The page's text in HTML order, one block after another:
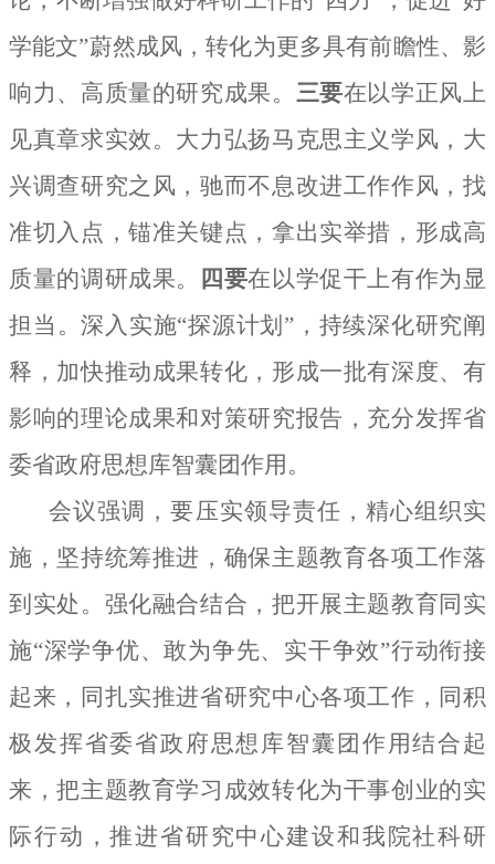
学能文”蔚然成风，转化为更多具有前瞻性、影
响力、高质量的研究成果。 三要在以学正风上
见真章求实效。大力弘扬马克思主义学风，大
兴调查研究之风，驰而不息改进工作作风，找
准切入点，锚准关键点，拿出实举措，形成高
质量的调研成果。
四要在以学促干上有作为显
担当。深入实施“探源计划”，持续深化研究阐
释，加快推动成果转化，形成一批有深度、有
影响的理论成果和对策研究报告，充分发挥省
委省政府思想库智囊团作用。
会议强调，要压实领导责任，精心组织实
施，坚持统筹推进，确保主题教育各项工作落
到实处。强化融合结合，把开展主题教育同实
施“深学争优、敢为争先、实干争效”行动衔接
起来，同扎实推进省研究中心各项工作，同积
极发挥省委省政府思想库智囊团作用结合起
来，把主题教育学习成效转化为干事创业的实
际行动，推进省研究中心建设和我院社科研